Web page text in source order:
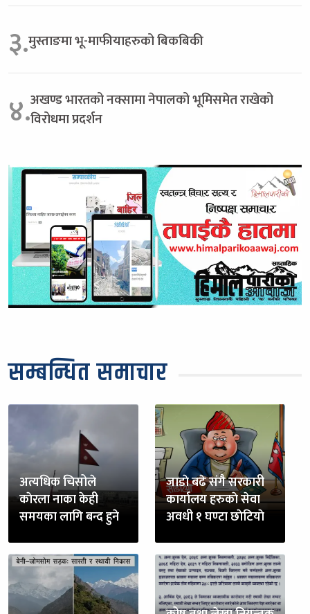
३.मुस्ताङमा भू-माफीयाहरुको बिकबिकी
४.अखण्ड भारतको नक्सामा नेपालको भूमिसमेत राखेको
विरोधमा प्रदर्शन
सम्बन्धित समाचार
अत्यधिक चिसोले
काेरला नाका केही
समयका लागि बन्द हुने
जाडाे बढे संगै सरकारी
कार्यालय हरुकाे सेवा
अवधी १ घण्टा छाेटियाे